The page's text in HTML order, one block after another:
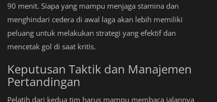
90 menit. Siapa yang mampu menjaga stamina dan
menghindari cedera di awal laga akan lebih memiliki
peluang untuk melakukan strategi yang efektif dan
mencetak gol di saat kritis.
Keputusan Taktik dan Manajemen
Pertandingan
Pelatih dari kedua tim harus mampu membaca jalannya